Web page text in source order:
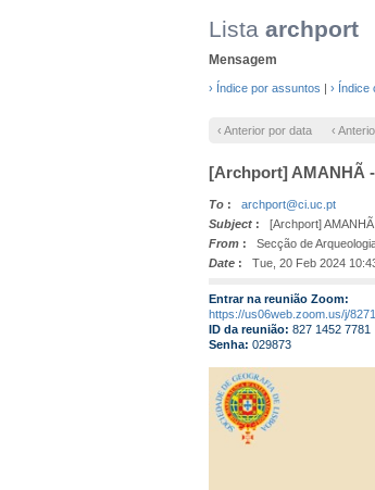
Lista archport
Mensagem
› Índice por assuntos | › Índice
‹ Anterior por data ‹
[Archport] AMANHÃ
To :
archport@ci.uc.pt
Subject : [Archport] AMANHÃ
From : Secção de
Date : Tue, 20 Feb 2024
Entrar na reunião Zoom:
https://us06web.zoom.us/j/
ID da reunião: 827 1452 7781
Senha: 029873